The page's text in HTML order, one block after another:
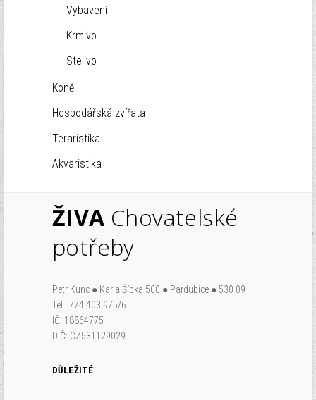
Vybavení
Krmivo
Stelivo
Koně
Hospodářská zvířata
Teraristika
Akvaristika
ŽIVA Chovatelské
potřeby
Petr Kunc ● Karla Šípka 500 ● Pardubice ● 530 09
Tel.: 774 403 975/6
IČ: 18864775
DIČ: CZ531129029
DŮLEŽITÉ